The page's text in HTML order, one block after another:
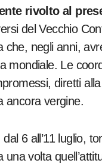
rivolto al
del Vecchio
che, negli anni,
mondiale. Le
diretti
ancora vergine.
6 all’11 luglio,
una volta